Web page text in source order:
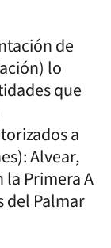
de
lo
que
a
Alvear,
Primera A
del Palmar